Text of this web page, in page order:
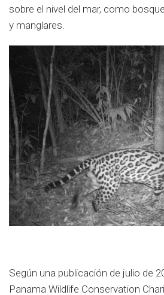
sobre el nivel del mar, como
y manglares.
Según una publicación de julio de
Panama Wildlife Conservation